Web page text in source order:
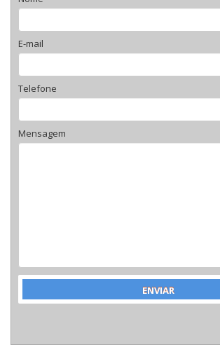
E-mail
Telefone
Mensagem